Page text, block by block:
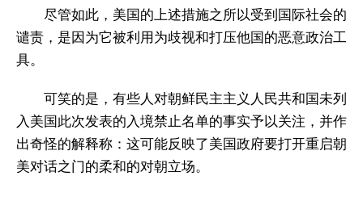
尽管如此，美国的上述措施之所以受到国际社会的
谴责，是因为它被利用为歧视和打压他国的恶意政治工
具。
可笑的是，有些人对朝鲜民主主义人民共和国未列
入美国此次发表的入境禁止名单的事实予以关注，并作
出奇怪的解释称：这可能反映了美国政府要打开重启朝
美对话之门的柔和的对朝立场。